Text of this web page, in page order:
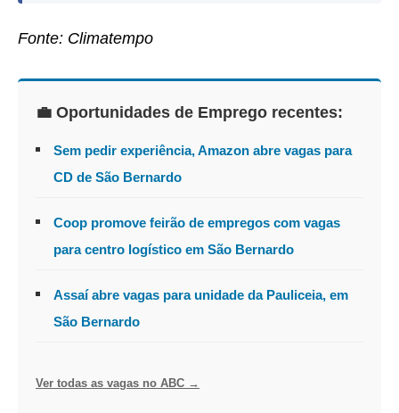
Fonte: Climatempo
💼 Oportunidades de Emprego recentes:
Sem pedir experiência, Amazon abre vagas para
CD de São Bernardo
Coop promove feirão de empregos com vagas
para centro logístico em São Bernardo
Assaí abre vagas para unidade da Pauliceia, em
São Bernardo
Ver todas as vagas no ABC →